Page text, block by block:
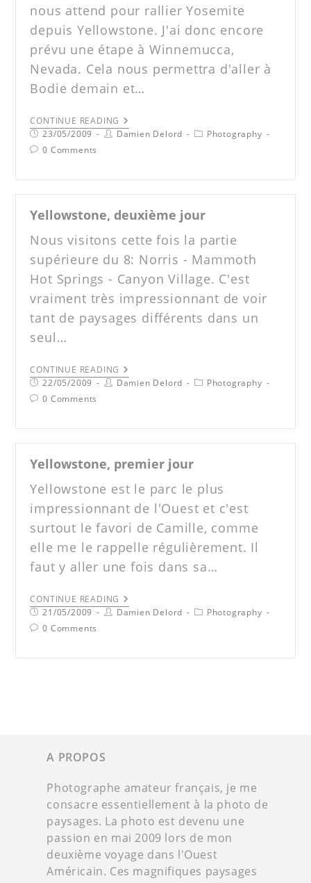
nous attend pour rallier Yosemite
depuis Yellowstone. J'ai donc encore
prévu une étape à Winnemucca,
Nevada. Cela nous permettra d'aller à
Bodie demain et…
CONTINUE READING
23/05/2009
Damien Delord
Photography
0 Comments
Yellowstone, deuxième jour
Nous visitons cette fois la partie
supérieure du 8: Norris - Mammoth
Hot Springs - Canyon Village. C'est
vraiment très impressionnant de voir
tant de paysages différents dans un
seul…
CONTINUE READING
22/05/2009
Damien Delord
Photography
0 Comments
Yellowstone, premier jour
Yellowstone est le parc le plus
impressionnant de l'Ouest et c'est
surtout le favori de Camille, comme
elle me le rappelle régulièrement. Il
faut y aller une fois dans sa…
CONTINUE READING
21/05/2009
Damien Delord
Photography
0 Comments
A PROPOS
Photographe amateur français, je me
consacre essentiellement à la photo de
paysages. La photo est devenu une
passion en mai 2009 lors de mon
deuxième voyage dans l'Ouest
Américain. Ces magnifiques paysages